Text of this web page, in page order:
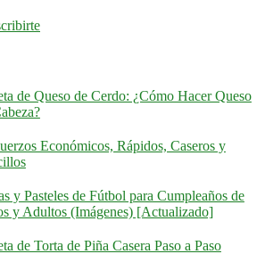
de Queso de Cerdo: ¿Cómo Hacer Queso
Económicos, Rápidos, Caseros y
y Pasteles de Fútbol para Cumpleaños de
y Adultos (Imágenes) [Actualizado]
de Torta de Piña Casera Paso a Paso